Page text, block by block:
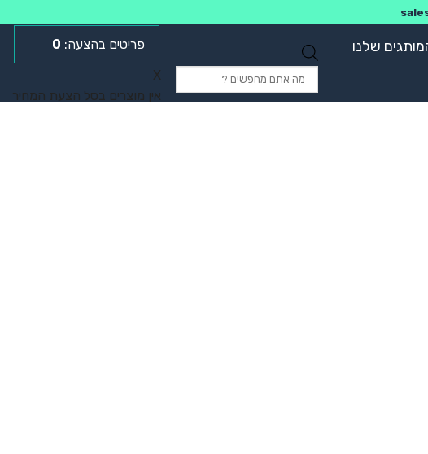
שלנו
0
X
אין מוצרים בסל הצעת המחיר